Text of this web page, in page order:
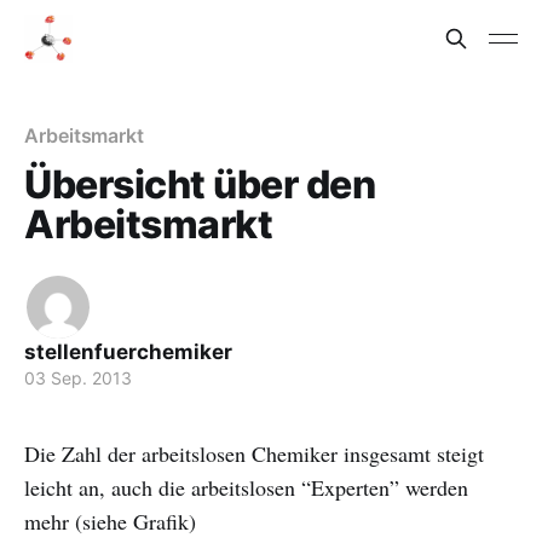
Arbeitsmarkt
Übersicht über den
Arbeitsmarkt
stellenfuerchemiker
03 Sep. 2013
Die Zahl der arbeitslosen Chemiker insgesamt steigt
leicht an, auch die arbeitslosen “Experten” werden
mehr (siehe Grafik)